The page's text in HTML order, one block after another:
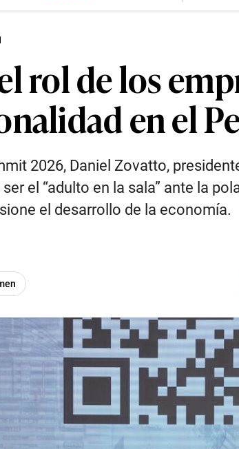
rol de los
en el
2026, Daniel Zovatto,
el “adulto en la sala” ante la
el desarrollo de la economía.